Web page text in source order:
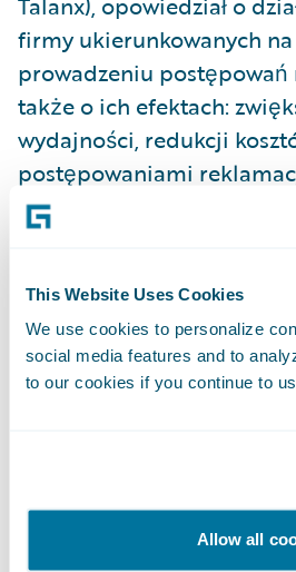
This Website Uses Cookies
We use cookies to personalize
social media features and to
to our cookies if you continue to
Allow all
firmy ukierunkowanych
prowadzeniu postępowań
także o ich efektach:
wydajności, redukcji
postępowaniami
z systemami
kontaktach z klientami.
pierwszą aplikację w
której można zgłosić
pokazał, jak Warta